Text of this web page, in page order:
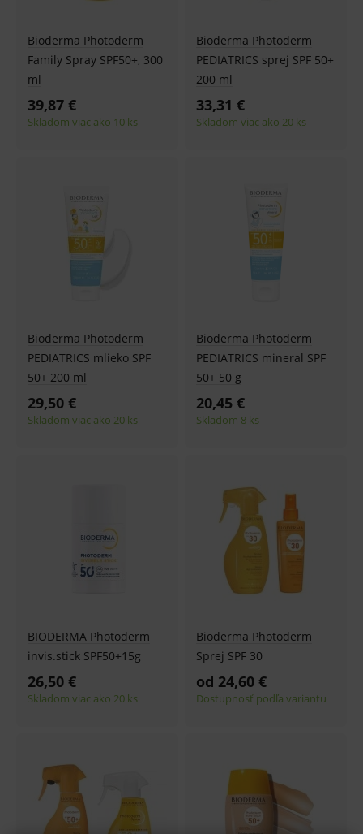
Bioderma Photoderm
Family Spray SPF50+, 300
ml
39,87 €
Skladom viac ako 10 ks
Bioderma Photoderm
PEDIATRICS sprej SPF 50+
200 ml
33,31 €
Skladom viac ako 20 ks
Bioderma Photoderm
PEDIATRICS mlieko SPF
50+ 200 ml
29,50 €
Skladom viac ako 20 ks
Bioderma Photoderm
PEDIATRICS mineral SPF
50+ 50 g
20,45 €
Skladom 8 ks
BIODERMA Photoderm
invis.stick SPF50+15g
26,50 €
Skladom viac ako 20 ks
Bioderma Photoderm
Sprej SPF 30
od 24,60 €
Dostupnosť podľa variantu